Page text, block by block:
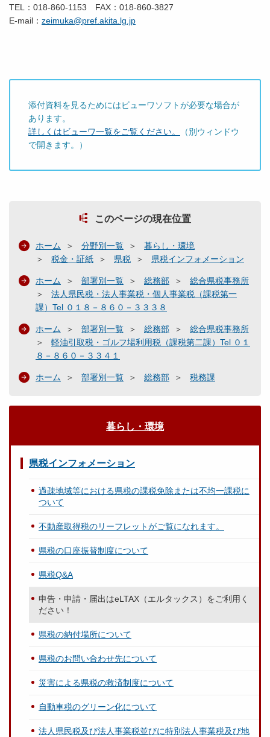
TEL：018-860-1153 FAX：018-860-3827
E-mail： zeimuka@pref.akita.lg.jp
添付資料を見るためにはビューワソフトが必要な場合が
あります。
詳しくはビューワ一覧をご覧ください。
（別ウィンドウ
で開きます。）
このページの現在位置
ホーム 分野別一覧
暮らし・環境
税金・証紙
県税 県税インフォメーション
ホーム 部署別一覧 総務部
総合県税事務所
法人県民税・法人事業税・個人事業税（課税第一
課）Tel ０１８－８６０－３３３８
ホーム 部署別一覧 総務部
総合県税事務所
軽油引取税・ゴルフ場利用税（課税第二課）Tel ０１
８－８６０－３３４１
ホーム 部署別一覧 総務部 税務課
暮らし・環境
県税インフォメーション
過疎地域等における県税の課税免除または不均一課税に
ついて
不動産取得税のリーフレットがご覧になれます。
県税の口座振替制度について
県税Q&A
申告・申請・届出はeLTAX（エルタックス）をご利用く
ださい！
県税の納付場所について
県税のお問い合わせ先について
災害による県税の救済制度について
自動車税のグリーン化について
法人県民税及び法人事業税並びに特別法人事業税及び地